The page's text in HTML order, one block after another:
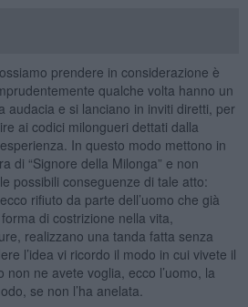
prendere in considerazione è
qualche volta hanno un
audacia e si lanciano in inviti diretti, per
ai codici milongueri dettati dalla
In questo modo mettono in
di “Signore della Milonga” e non
possibili conseguenze di tale atto:
rifiuto da parte dell’uomo che già
di costrizione nella vita,
realizzano una tanda fatta senza
l’idea vi ricordo il modo in cui vivete il
non ne avete voglia, ecco l’uomo, la
se non l’ha anelata.